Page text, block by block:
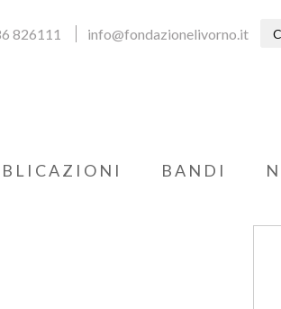
826111 info@fondazionelivorno.it
BANDI